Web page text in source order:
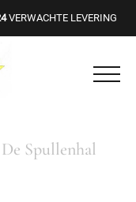
VERWACHTE LEVERING
Spullenhal